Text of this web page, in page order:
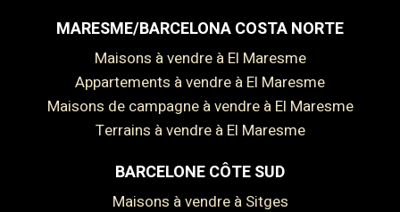
MARESME/BARCELONA COSTA NORTE
Maisons à vendre à El Maresme
Appartements à vendre à El Maresme
Maisons de campagne à vendre à El Maresme
Terrains à vendre à El Maresme
BARCELONE CÔTE SUD
Maisons à vendre à Sitges